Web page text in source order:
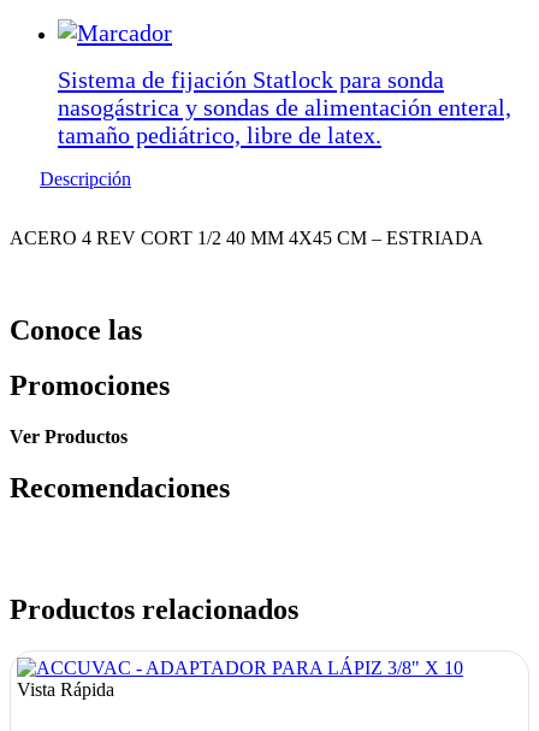
Sistema de fijación Statlock para sonda
nasogástrica y sondas de alimentación enteral,
tamaño pediátrico, libre de latex.
Descripción
ACERO 4 REV CORT 1/2 40 MM 4X45 CM – ESTRIADA
Conoce las
Promociones
Ver Productos
Recomendaciones
Productos relacionados
Vista Rápida